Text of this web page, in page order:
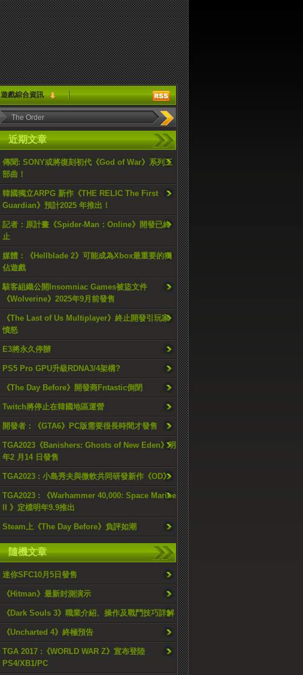
遊戲綜合資訊
近期文章
傳聞: SONY或將復刻初代《God of War》系列三
部曲！
韓國獨立ARPG 新作《THE RELIC The First
Guardian》預計2025 年推出！
記者：原計畫《Spider-Man：Online》開發已終
止
媒體：《Hellblade 2》可能成為Xbox最重要的獨
佔遊戲
駭客組織公開Insomniac Games被盜文件
《Wolverine》2025年9月前發售
《The Last of Us Multiplayer》終止開發引玩家
憤怒
E3將永久停辦
PS5 Pro GPU升級RDNA3/4架構?
《The Day Before》開發商Fntastic倒閉
Twitch將停止在韓國地區運營
開發者：《GTA6》PC版需要很長時間才發售
TGA2023《Banishers: Ghosts of New Eden》明
年2 月14 日發售
TGA2023 : 小島秀夫與微軟共同研發新作《OD》
TGA2023 : 《Warhammer 40,000: Space Marine
II 》定檔明年9.9推出
Steam上《The Day Before》負評如潮
隨機文章
迷你SFC10月5日發售
《Hitman》最新封測演示
《Dark Souls 3》職業介紹、操作及戰鬥技巧詳解
《Uncharted 4》終極預告
TGA 2017 :《WORLD WAR Z》宣布登陸
PS4/XB1/PC